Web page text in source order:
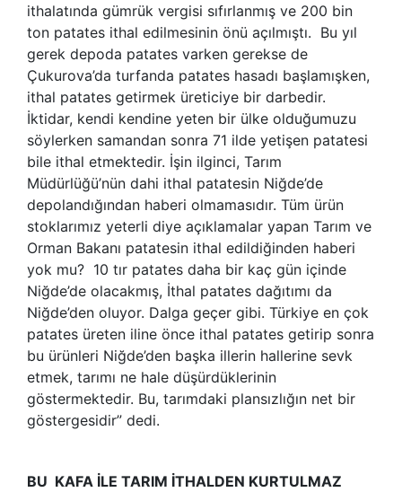
ithalatında gümrük vergisi sıfırlanmış ve 200 bin
ton patates ithal edilmesinin önü açılmıştı. Bu yıl
gerek depoda patates varken gerekse de
Çukurova’da turfanda patates hasadı başlamışken,
ithal patates getirmek üreticiye bir darbedir.
İktidar, kendi kendine yeten bir ülke olduğumuzu
söylerken samandan sonra 71 ilde yetişen patatesi
bile ithal etmektedir. İşin ilginci, Tarım
Müdürlüğü’nün dahi ithal patatesin Niğde’de
depolandığından haberi olmamasıdır. Tüm ürün
stoklarımız yeterli diye açıklamalar yapan Tarım ve
Orman Bakanı patatesin ithal edildiğinden haberi
yok mu? 10 tır patates daha bir kaç gün içinde
Niğde’de olacakmış, İthal patates dağıtımı da
Niğde’den oluyor. Dalga geçer gibi. Türkiye en çok
patates üreten iline önce ithal patates getirip sonra
bu ürünleri Niğde’den başka illerin hallerine sevk
etmek, tarımı ne hale düşürdüklerinin
göstermektedir. Bu, tarımdaki plansızlığın net bir
göstergesidir” dedi.
BU KAFA İLE TARIM İTHALDEN KURTULMAZ